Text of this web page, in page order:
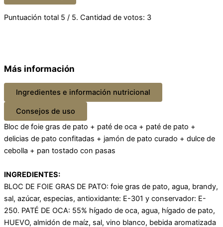
Puntuación total 5 / 5. Cantidad de votos: 3
Más información
Ingredientes e información nutricional
Consejos de uso
Bloc de foie gras de pato + paté de oca + paté de pato +
delicias de pato confitadas + jamón de pato curado + dulce de
cebolla + pan tostado con pasas
INGREDIENTES:
BLOC DE FOIE GRAS DE PATO: foie gras de pato, agua, brandy,
sal, azúcar, especias, antioxidante: E-301 y conservador: E-
250. PATÉ DE OCA: 55% hígado de oca, agua, hígado de pato,
HUEVO, almidón de maíz, sal, vino blanco, bebida aromatizada